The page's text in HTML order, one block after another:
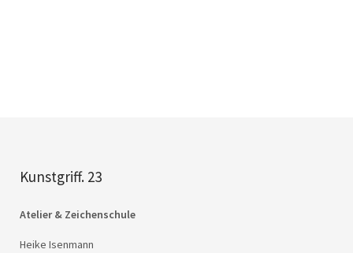
Kunstgriff. 23
Atelier & Zeichenschule
Heike Isenmann